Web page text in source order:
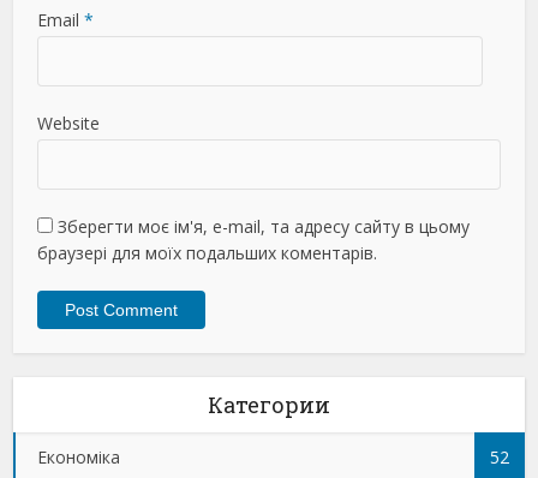
Email *
Website
Зберегти моє ім'я, e-mail, та адресу сайту в цьому
браузері для моїх подальших коментарів.
Категории
Економіка 52